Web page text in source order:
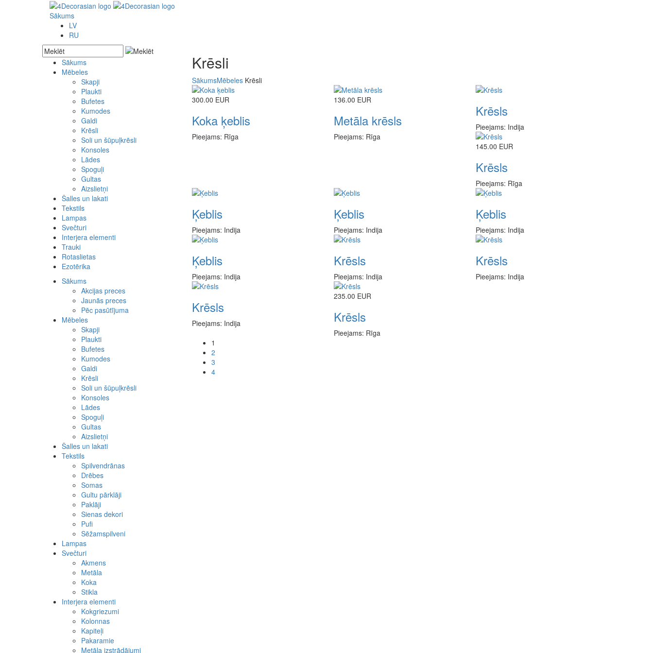
Sākums
LV
RU
Sākums
Akcijas preces
Jaunās preces
Pēc pasūtījuma
Mēbeles
Skapji
Plaukti
Bufetes
Kumodes
Galdi
Krēsli
Soli un šūpuļkrēsli
Konsoles
Lādes
Spoguļi
Gultas
Aizslietņi
Šalles un lakati
Tekstils
Spilvendrānas
Drēbes
Somas
Paklāji
Sienas dekori
Sēžamspilveni
Lampas
Svečturi
Akmens
Koka
Stikla
Interjera elementi
Kolonnas
Kapiteļi
Metāla izstrādājumi
Ziedi
Vāzes
Trauki
Rotaslietas
Rokassprādzes
Krelles
Kuloni
Gredzeni
Auskari
Komplekti
Cits
Ezotērika
Sākums
Akcijas preces
Jaunās preces
Pēc pasūtījuma
Mēbeles
Skapji
Plaukti
Bufetes
Kumodes
Galdi
Krēsli
Soli un šūpuļkrēsli
Konsoles
Lādes
Spoguļi
Gultas
Aizslietņi
Šalles un lakati
Tekstils
Spilvendrānas
Drēbes
Somas
Gultu pārklāji
Paklāji
Sienas dekori
Pufi
Sēžamspilveni
Lampas
Svečturi
Akmens
Metāla
Koka
Stikla
Interjera elementi
Kokgriezumi
Kolonnas
Kapiteļi
Pakaramie
Metāla izstrādājumi
Krēsli
SākumsMēbeles Krēsli
300.00 EUR
Koka ķeblis
Pieejams: Rīga
136.00 EUR
Metāla krēsls
Pieejams: Rīga
Krēsls
Pieejams: Indija
145.00 EUR
Krēsls
Pieejams: Rīga
Ķeblis
Pieejams: Indija
Ķeblis
Pieejams: Indija
Ķeblis
Pieejams: Indija
Ķeblis
Pieejams: Indija
Krēsls
Pieejams: Indija
Krēsls
Pieejams: Indija
Krēsls
Pieejams: Indija
235.00 EUR
Krēsls
Pieejams: Rīga
1
2
3
4